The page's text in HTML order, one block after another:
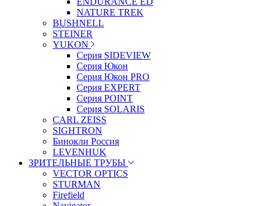
NATURE TREK
BUSHNELL
STEINER
YUKON
Серия SIDEVIEW
Серия Юкон
Серия Юкон PRO
Серия EXPERT
Серия POINT
Серия SOLARIS
CARL ZEISS
SIGHTRON
Бинокли Россия
LEVENHUK
ЗРИТЕЛЬНЫЕ ТРУБЫ
VECTOR OPTICS
STURMAN
Firefield